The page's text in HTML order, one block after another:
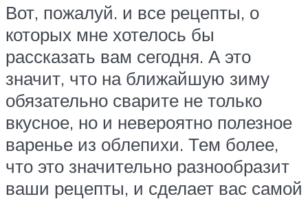
Вот, пожалуй. и все рецепты, о
которых мне хотелось бы
рассказать вам сегодня. А это
значит, что на ближайшую зиму
обязательно сварите не только
вкусное, но и невероятно полезное
варенье из облепихи. Тем более,
что это значительно разнообразит
ваши рецепты, и сделает вас самой